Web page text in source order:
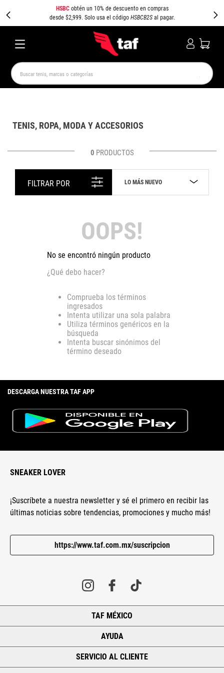
HSBCobtén un 10% de descuento en compras
desde $2,999. Solo usa el código HSBCB2Sal pagar.
Buscar tenis, marcas o categorías
TENIS, ROPA, MODA Y ACCESORIOS
0 PRODUCTOS
FILTRAR POR LO MÁS NUEVO
OOPS!
No se encontró ningún producto
¿Qué debo hacer?
Comprueba los términos
ingresados
Intenta utilizar una sola palabra
Utiliza términos genéricos en la
búsqueda
Intenta buscar sinónimos del
término deseado
DESCARGA NUESTRA TAF APP
SNEAKER LOVER
¡Suscríbete a nuestra newsletter y sé el primero en recibir las
últimas noticias sobre tendencias, promociones y mucho más!
https://www.taf.com.mx/suscripcion
TAF MÉXICO
AYUDA
SERVICIO AL CLIENTE
SPEEDCAT JORDAN 1 SPEZIAL